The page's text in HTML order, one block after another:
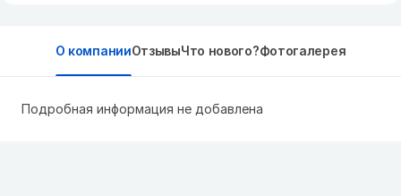
О компанииОтзывыЧто нового?Фотогалерея
Подробная информация не добавлена